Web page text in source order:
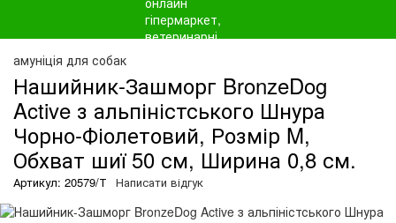
амуніція для собак
Нашийник-Зашморг BronzeDog
Active з альпіністського Шнура
Чорно-Фіолетовий, Розмір M,
Обхват шиї 50 см, Ширина 0,8 см.
Артикул: 20579/Т Написати відгук